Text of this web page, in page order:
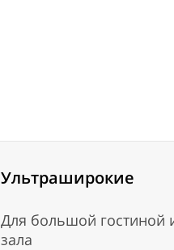
Ультраширокие
Для большой гостиной
зала